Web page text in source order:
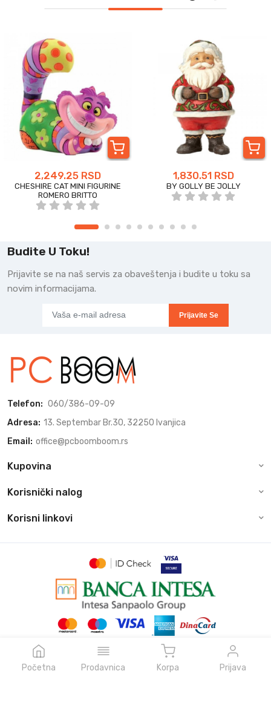
Početna Prodavnica Korpa Prijava
2,249.25 RSD
CHESHIRE CAT MINI FIGURINE
ROMERO BRITTO
1,830.51 RSD
BY GOLLY BE JOLLY
Budite U Toku!
Prijavite se na naš servis za obaveštenja i budite u toku sa
novim informacijama.
Prijavite Se
Telefon: 060/386-09-09
Adresa: 13. Septembar Br.30, 32250 Ivanjica
Email: office@pcboomboom.rs
Kupovina
Korisnički nalog
Korisni linkovi
© Sva prava zadržava pcboomboom.rs, 2026
Powered by
NeonVoid Code